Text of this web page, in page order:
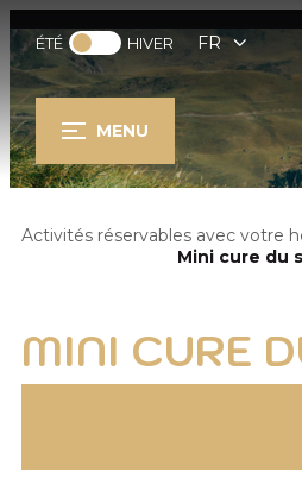
ÉTÉ HIVER FR
MENU
Activités réservables avec votre
Mini cure du
MINI CURE